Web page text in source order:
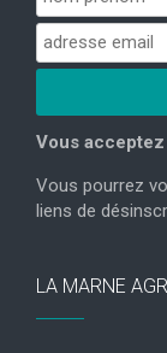
Vous
Vous pourrez
liens de
LA MARNE